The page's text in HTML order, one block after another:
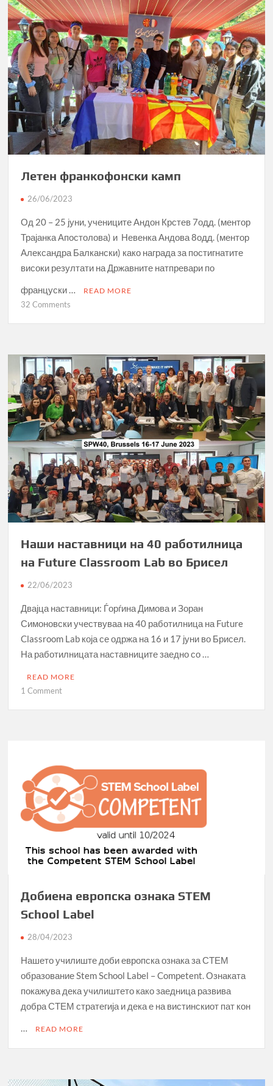
Летен франкофонски камп
26/06/2023
Од 20 – 25 јуни, учениците Андон Крстев 7одд. (ментор
Трајанка Апостолова) и Невенка Андова 8одд. (ментор
Александра Балкански) како награда за постигнатите
високи резултати на Државните натпревари по
француски …
READ MORE
32 Comments
Наши наставници на 40 работилница
на Future Classroom Lab во Брисел
22/06/2023
Двајца наставници: Ѓорѓина Димова и Зоран
Симоновски учествуваа на 40 работилница на Future
Classroom Lab која се одржа на 16 и 17 јуни во Брисел.
На работилницата наставниците заедно со …
READ MORE
1 Commenton
на
Future
Classroom
Lab
во
Добиена европска ознака STEM
School Label
28/04/2023
Нашето училиште доби европска ознака за СТЕМ
образование Stem School Label – Competent. Ознаката
покажува дека училиштето како заедница развива
добра СТЕМ стратегија и дека е на вистинскиот пат кон
…
READ MORE